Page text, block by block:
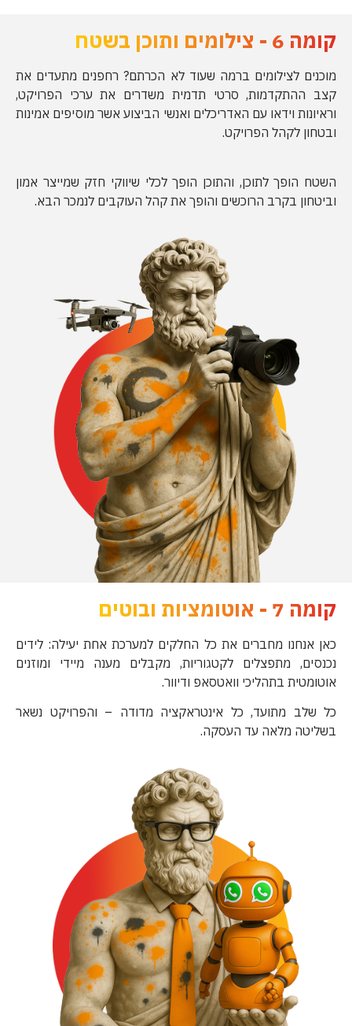
קומה 6 - צילומים ותוכן בשטח
מוכנים לצילומים ברמה שעוד לא הכרתם? רחפנים מתעדים את
קצב ההתקדמות, סרטי תדמית משדרים את ערכי הפרויקט,
וראיונות וידאו עם האדריכלים ואנשי הביצוע אשר מוסיפים אמינות
ובטחון לקהל הפרויקט.
השטח הופך לתוכן, והתוכן הופך לכלי שיווקי חזק שמייצר אמון
וביטחון בקרב הרוכשים והופך את קהל העוקבים לנמכר הבא.
קומה 7 - אוטומציות ובוטים
כאן אנחנו מחברים את כל החלקים למערכת אחת יעילה: לידים
נכנסים, מתפצלים לקטגוריות, מקבלים מענה מיידי ומוזנים
אוטומטית בתהליכי וואטסאפ ודיוור.
כל שלב מתועד, כל אינטראקציה מדודה – והפרויקט נשאר
בשליטה מלאה עד העסקה.